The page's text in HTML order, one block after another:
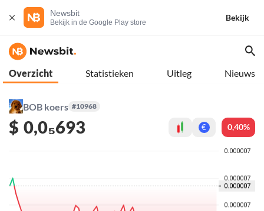
Newsbit
Bekijk in de Google Play store
Bekijk
Overzicht Statistieken Uitleg Nieuws
BOB koers #10968
$ 0,0₅693 € 0,40%